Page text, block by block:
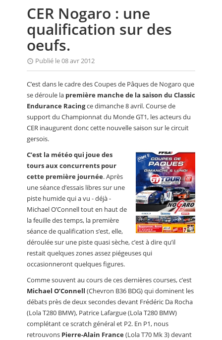
ANNUAIRES
PETITES ANNONCES
CER Nogaro : une
qualification sur des
oeufs.
Publié le 08 avr 2012
C’est dans le cadre des Coupes de Pâques de Nogaro que
se déroule la première manche de la saison du Classic
Endurance Racingce dimanche 8 avril. Course de
support du Championnat du Monde GT1, les acteurs du
CER inaugurent donc cette nouvelle saison sur le circuit
gersois.
C’est la météo qui joue des
tours aux concurrents pour
cette première journée. Après
une séance d’essais libres sur une
piste humide qui a vu - déjà -
Michael O’Connell tout en haut de
la feuille des temps, la première
séance de qualification s’est, elle,
déroulée sur une piste quasi sèche, c’est à dire qu’il
restait quelques zones assez piégeuses qui
occasionneront quelques figures.
Comme souvent au cours de ces dernières courses, c’est
Michael O’Connell (Chevron B36 BDG) qui dominent les
débats près de deux secondes devant Frédéric Da Rocha
(Lola T280 BMW), Patrice Lafargue (Lola T280 BMW)
complétant ce scratch général et P2. En P1, nous
retrouvons Pierre-Alain France(Lola T70 Mk 3) devant